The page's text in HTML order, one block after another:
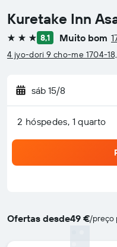
Kuretake Inn
3 estrelas8,1 Muito bom
4 jyo-dori 9 cho-me 1704-
sáb 15/8
2 hóspedes, 1 quarto
Ofertas desde49 €/preço